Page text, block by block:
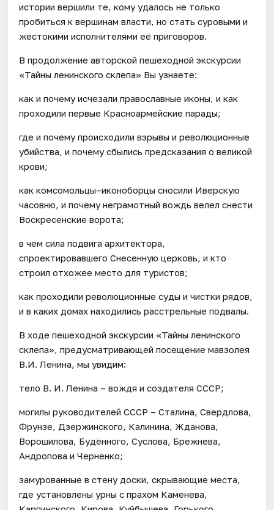
истории вершили те, кому удалось не только
пробиться к вершинам власти, но стать суровыми и
жестокими исполнителями её приговоров.
В продолжение авторской пешеходной экскурсии
«Тайны ленинского склепа» Вы узнаете:
как и почему исчезали православные иконы, и как
проходили первые Красноармейские парады;
где и почему происходили взрывы и революционные
убийства, и почему сбылись предсказания о великой
крови;
как комсомольцы–иконоборцы сносили Иверскую
часовню, и почему неграмотный вождь велел снести
Воскресенские ворота;
в чем сила подвига архитектора,
спроектировавшего Снесенную церковь, и кто
строил отхожее место для туристов;
как проходили революционные суды и чистки рядов,
и в каких домах находились расстрельные подвалы.
В ходе пешеходной экскурсии «Тайны ленинского
склепа», предусматривающей посещение мавзолея
В.И. Ленина, мы увидим:
тело В. И. Ленина – вождя и создателя СССР;
могилы руководителей СССР – Сталина, Свердлова,
Фрунзе, Дзержинского, Калинина, Жданова,
Ворошилова, Будённого, Суслова, Брежнева,
Андропова и Черненко;
замурованные в стену доски, скрывающие места,
где установлены урны с прахом Каменева,